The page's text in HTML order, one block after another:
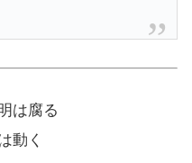
は腐る
動く